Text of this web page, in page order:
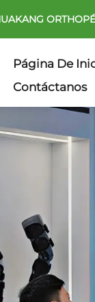
Página De
Contáctanos